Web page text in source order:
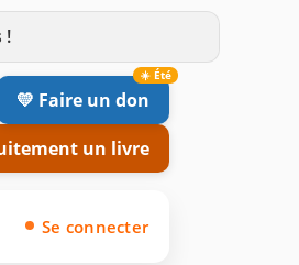
!
💛 Faire un don
un livre
Se connecter